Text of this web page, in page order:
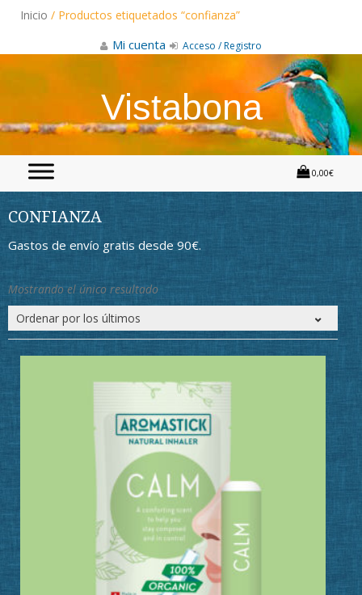
Inicio / Productos etiquetados “confianza”
Mi cuenta Acceso / Registro
Vistabona
0,00€
CONFIANZA
Gastos de envío gratis desde 90€.
Mostrando el único resultado